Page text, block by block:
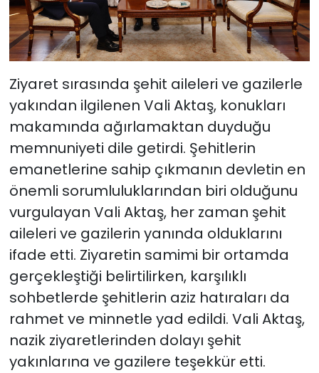
Ziyaret sırasında şehit aileleri ve gazilerle
yakından ilgilenen Vali Aktaş, konukları
makamında ağırlamaktan duyduğu
memnuniyeti dile getirdi. Şehitlerin
emanetlerine sahip çıkmanın devletin en
önemli sorumluluklarından biri olduğunu
vurgulayan Vali Aktaş, her zaman şehit
aileleri ve gazilerin yanında olduklarını
ifade etti. Ziyaretin samimi bir ortamda
gerçekleştiği belirtilirken, karşılıklı
sohbetlerde şehitlerin aziz hatıraları da
rahmet ve minnetle yad edildi. Vali Aktaş,
nazik ziyaretlerinden dolayı şehit
yakınlarına ve gazilere teşekkür etti.